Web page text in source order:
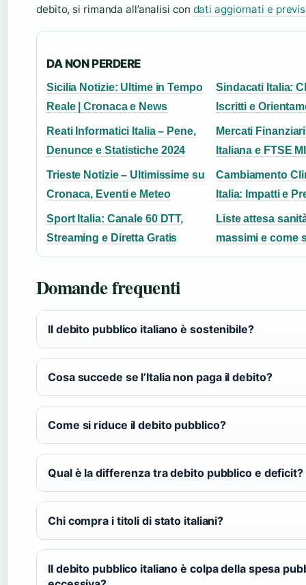
debito, si rimanda all’analisi con dati aggiornati e
DA NON PERDERE
Sicilia Notizie: Ultime in Tempo
Reale | Cronaca e News
Sindacati Italia:
Iscritti e
Reati Informatici Italia – Pene,
Denunce e Statistiche 2024
Mercati
Italiana e FTSE
Trieste Notizie – Ultimissime su
Cronaca, Eventi e Meteo
Cambiamento
Italia: Impatti e
Sport Italia: Canale 60 DTT,
Streaming e Diretta Gratis
Liste attesa
massimi e come
Domande frequenti
Il debito pubblico italiano è sostenibile?
Cosa succede se l’Italia non paga il debito?
Come si riduce il debito pubblico?
Qual è la differenza tra debito pubblico e deficit?
Chi compra i titoli di stato italiani?
Il debito pubblico italiano è colpa della spesa